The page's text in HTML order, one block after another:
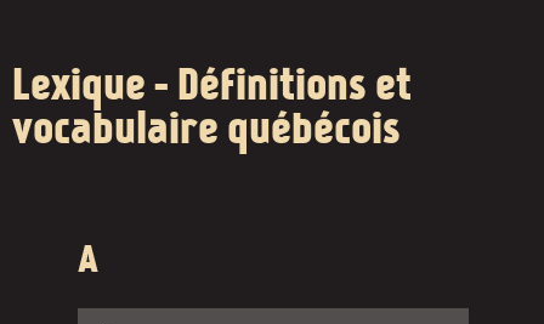
Lexique - Définitions et
vocabulaire québécois
A